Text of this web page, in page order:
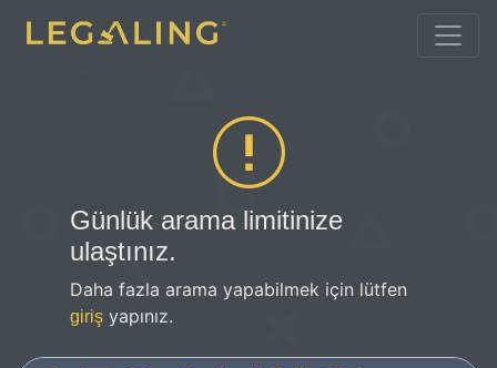
Günlük arama limitinize
ulaştınız.
Daha fazla arama yapabilmek için lütfen
giriş yapınız.